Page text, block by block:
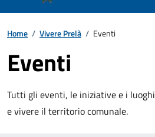
Home / Vivere Prelà / Eventi
Eventi
Tutti gli eventi, le iniziative e i
e vivere il territorio comunale.